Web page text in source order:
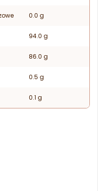
0.0 g
94.0 g
86.0 g
0.5 g
0.1 g